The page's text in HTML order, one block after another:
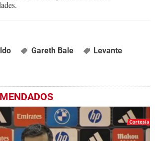
Gareth Bale
Levante